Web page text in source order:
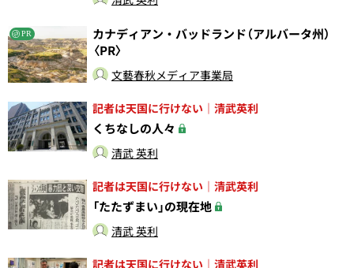
PR
カナディアン・バッドランド（アルバータ州）
〈PR〉
文藝春秋メディア事業局
記者は天国に行けない｜清武英利
くちなしの人々
清武 英利
記者は天国に行けない｜清武英利
「たたずまい」の現在地
清武 英利
記者は天国に行けない｜清武英利